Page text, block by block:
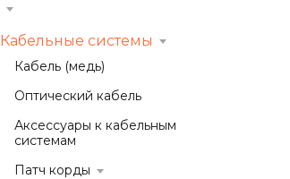
Кабельные системы
Кабель (медь)
Оптический кабель
Аксессуары к кабельным
системам
Патч корды